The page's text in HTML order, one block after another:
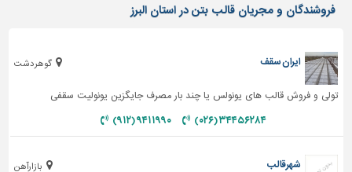
فروشندگان و مجریان قالب بتن در استان البرز
گوهردشت ایران سقف
تولی و فروش قالب های یونولس یا چند بار مصرف جایگزین یونولیت سقفی
۳۴۴۵۶۲۸۴ (۰۲۶) ۹۴۱۱۹۹۰ (۹۱۲)
بازارآهن شهرقالب